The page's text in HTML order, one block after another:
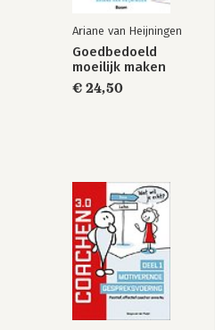
Ariane van Heijningen
Goedbedoeld
moeilijk maken
€ 24,50